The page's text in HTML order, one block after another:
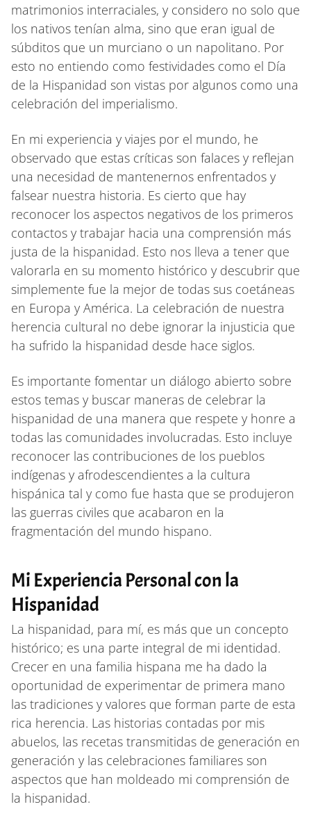
matrimonios interraciales, y considero no solo que
los nativos tenían alma, sino que eran igual de
súbditos que un murciano o un napolitano. Por
esto no entiendo como festividades como el Día
de la Hispanidad son vistas por algunos como una
celebración del imperialismo.
En mi experiencia y viajes por el mundo, he
observado que estas críticas son falaces y reflejan
una necesidad de mantenernos enfrentados y
falsear nuestra historia. Es cierto que hay
reconocer los aspectos negativos de los primeros
contactos y trabajar hacia una comprensión más
justa de la hispanidad. Esto nos lleva a tener que
valorarla en su momento histórico y descubrir que
simplemente fue la mejor de todas sus coetáneas
en Europa y América. La celebración de nuestra
herencia cultural no debe ignorar la injusticia que
ha sufrido la hispanidad desde hace siglos.
Es importante fomentar un diálogo abierto sobre
estos temas y buscar maneras de celebrar la
hispanidad de una manera que respete y honre a
todas las comunidades involucradas. Esto incluye
reconocer las contribuciones de los pueblos
indígenas y afrodescendientes a la cultura
hispánica tal y como fue hasta que se produjeron
las guerras civiles que acabaron en la
fragmentación del mundo hispano.
Mi Experiencia Personal con la
Hispanidad
La hispanidad, para mí, es más que un concepto
histórico; es una parte integral de mi identidad.
Crecer en una familia hispana me ha dado la
oportunidad de experimentar de primera mano
las tradiciones y valores que forman parte de esta
rica herencia. Las historias contadas por mis
abuelos, las recetas transmitidas de generación en
generación y las celebraciones familiares son
aspectos que han moldeado mi comprensión de
la hispanidad.